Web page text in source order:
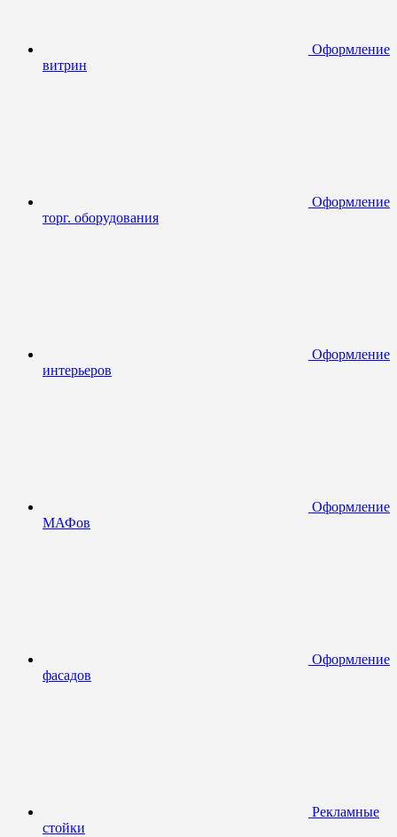
Оформление
витрин
Оформление
торг. оборудования
Оформление
интерьеров
Оформление
МАФов
Оформление
фасадов
Рекламные
стойки